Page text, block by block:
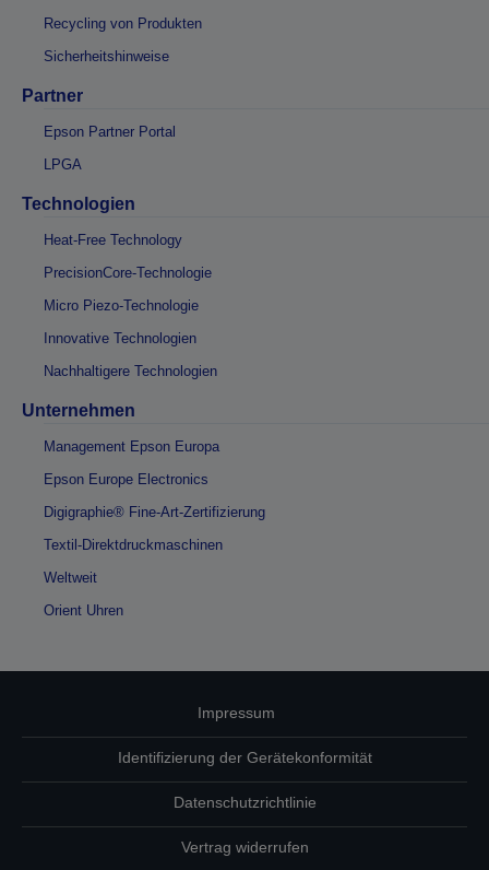
Recycling von Produkten
Sicherheitshinweise
Partner
Epson Partner Portal
LPGA
Technologien
Heat-Free Technology
PrecisionCore-Technologie
Micro Piezo-Technologie
Innovative Technologien
Nachhaltigere Technologien
Unternehmen
Management Epson Europa
Epson Europe Electronics
Digigraphie® Fine-Art-Zertifizierung
Textil-Direktdruckmaschinen
Weltweit
Orient Uhren
Impressum
Identifizierung der Gerätekonformität
Datenschutzrichtlinie
Vertrag widerrufen